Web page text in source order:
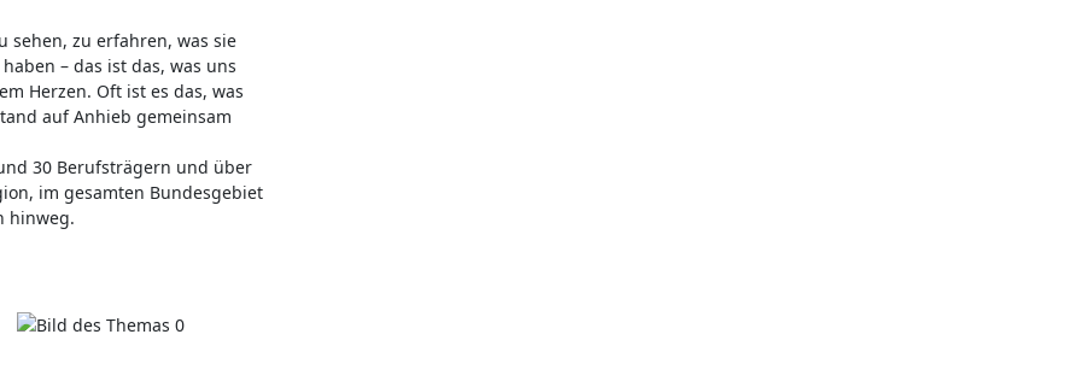
sehen, zu erfahren, was sie
– das ist das, was uns
Herzen. Oft ist es das, was
auf Anhieb gemeinsam
30 Berufsträgern und über
im gesamten Bundesgebiet
hinweg.